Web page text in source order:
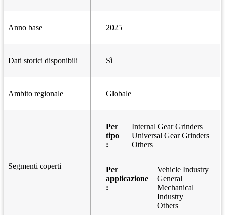
Anno base 2025
Dati storici disponibili Sì
Ambito regionale Globale
Segmenti coperti
Per
tipo
:
Internal Gear Grinders
Universal Gear Grinders
Others
Per
applicazione
:
Vehicle Industry
General
Mechanical
Industry
Others